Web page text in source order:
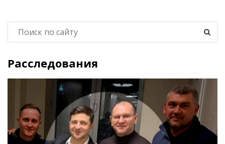
Расследования